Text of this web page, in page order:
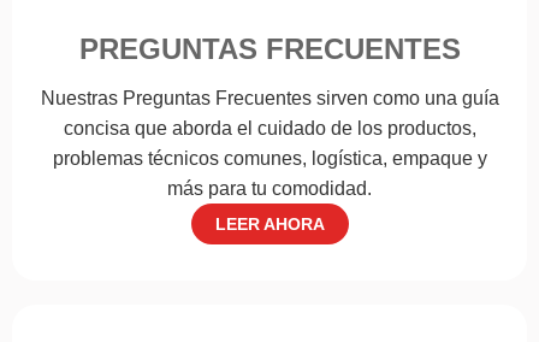
PREGUNTAS FRECUENTES
Nuestras Preguntas Frecuentes sirven como una guía
concisa que aborda el cuidado de los productos,
problemas técnicos comunes, logística, empaque y
más para tu comodidad.
LEER AHORA